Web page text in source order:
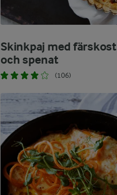
Skinkpaj med färskost
och spenat
(106)